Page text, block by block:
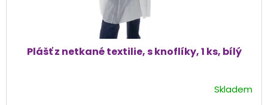
Plášť z netkané textilie, s knoflíky, 1 ks, bílý
Skladem